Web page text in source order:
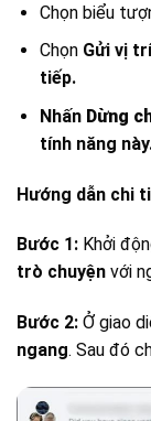
Chọn biểu
Chọn Gửi vị
tiếp.
Nhấn Dừng
tính năng
Hướng dẫn chi
Bước 1: Khởi
trò chuyện với
Bước 2: Ở giao
ngang. Sau đó